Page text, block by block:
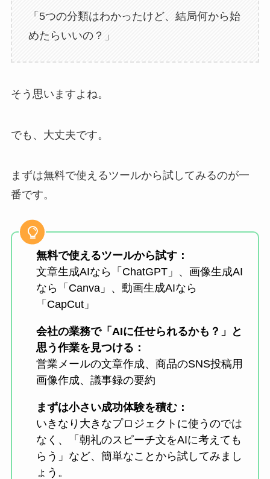
「5つの分類はわかったけど、結局何から始
めたらいいの？」
そう思いますよね。
でも、大丈夫です。
まずは無料で使えるツールから試してみるのが一
番です。
無料で使えるツールから試す：
文章生成AIなら「ChatGPT」、画像生成AI
なら「Canva」、動画生成AIなら
「CapCut」
会社の業務で「AIに任せられるかも？」と
思う作業を見つける：
営業メールの文章作成、商品のSNS投稿用
画像作成、議事録の要約
まずは小さい成功体験を積む：
いきなり大きなプロジェクトに使うのでは
なく、「朝礼のスピーチ文をAIに考えても
らう」など、簡単なことから試してみまし
ょう。